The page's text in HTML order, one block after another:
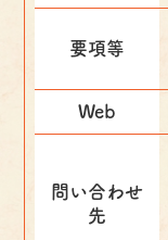
要項等
Web
問い合わせ
先